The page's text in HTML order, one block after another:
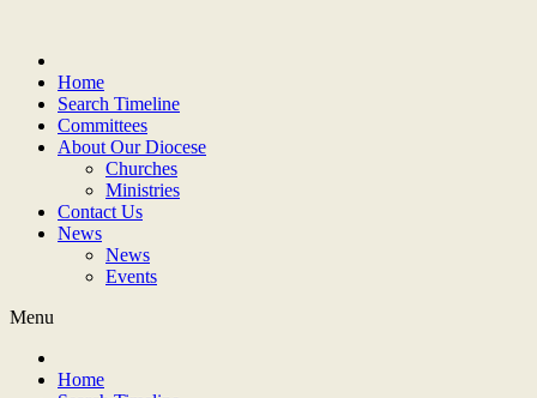
Home
Search Timeline
Committees
About Our Diocese
Churches
Ministries
Contact Us
News
News
Events
Menu
Home